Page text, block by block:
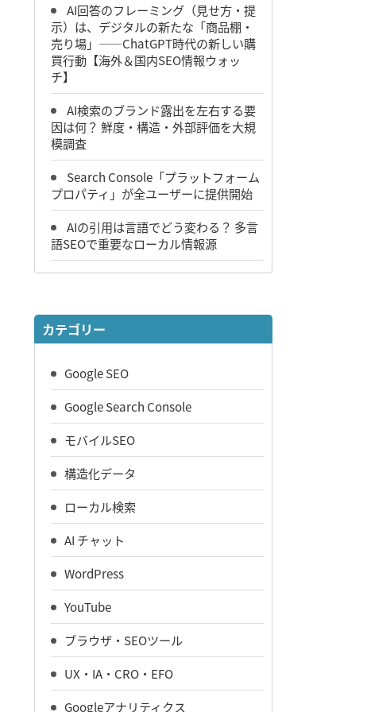
AI回答のフレーミング（見せ方・提
示）は、デジタルの新たな「商品棚・
売り場」――ChatGPT時代の新しい購
買行動【海外＆国内SEO情報ウォッ
チ】
AI検索のブランド露出を左右する要
因は何？ 鮮度・構造・外部評価を大規
模調査
Search Console「プラットフォーム
プロパティ」が全ユーザーに提供開始
AIの引用は言語でどう変わる？ 多言
語SEOで重要なローカル情報源
カテゴリー
Google SEO
Google Search Console
モバイルSEO
構造化データ
ローカル検索
AI チャット
WordPress
YouTube
ブラウザ・SEOツール
UX・IA・CRO・EFO
Googleアナリティクス